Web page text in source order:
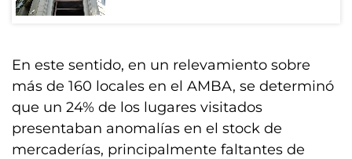
En este sentido, en un relevamiento sobre
más de 160 locales en el AMBA, se determinó
que un 24% de los lugares visitados
presentaban anomalías en el stock de
mercaderías, principalmente faltantes de